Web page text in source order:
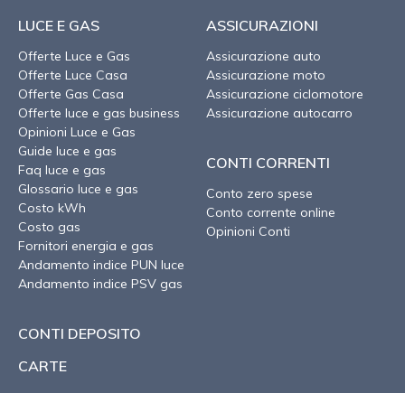
LUCE E GAS
Offerte Luce e Gas
Offerte Luce Casa
Offerte Gas Casa
Offerte luce e gas business
Opinioni Luce e Gas
Guide luce e gas
Faq luce e gas
Glossario luce e gas
Costo kWh
Costo gas
Fornitori energia e gas
Andamento indice PUN luce
Andamento indice PSV gas
ASSICURAZIONI
Assicurazione auto
Assicurazione moto
Assicurazione ciclomotore
Assicurazione autocarro
CONTI CORRENTI
Conto zero spese
Conto corrente online
Opinioni Conti
CONTI DEPOSITO
CARTE